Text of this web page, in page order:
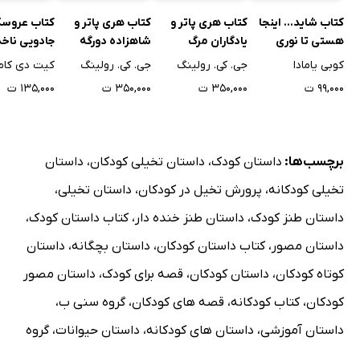
کتاب شاید... اینجا
هستی تا نوری
بتابانی
کوبی یامادا
۹۹,۰۰۰ ت
کتاب هری پاتر و
یادگاران مرگ
جی. کی. رولینگ
۳۵۰,۰۰۰ ت
کتاب هری پاتر و
شاهزاده دورگه
جی. کی. رولینگ
۳۵۰,۰۰۰ ت
کتاب
جادویی
کیت دی
۱۳۵,۰۰۰ ت
برچسب‌ها: داستان کودک، داستان تخیلی کودکان، داستان
تخیلی کودکانه، پرورش تخیل در کودکان، داستان تخیلی،
داستان طنز کودک، داستان طنز خنده دار ،کتاب داستان کودک،
داستان مصور ،کتاب داستان کودکان، داستان بچگانه، داستان
کوتاه کودکان، داستان کودکان، قصه برای کودک، داستان مصور
کودکان،کتاب کودکانه، قصه های کودکان،گروه سنی ب،
داستان آموزشی، داستان های کودکانه، داستان حیوانات،گروه